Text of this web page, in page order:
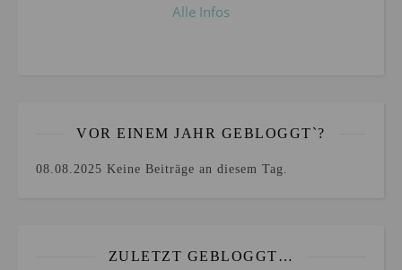
Alle Infos
VOR EINEM JAHR GEBLOGGT`?
08.08.2025 Keine Beiträge an diesem Tag.
ZULETZT GEBLOGGT…